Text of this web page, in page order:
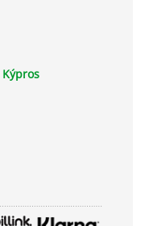
Kýpros